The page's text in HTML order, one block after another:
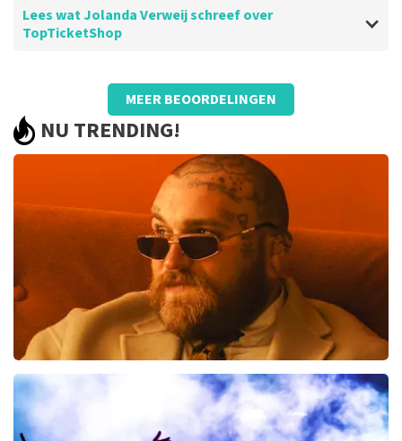
Lees wat Jolanda Verweij schreef over
TopTicketShop
Beoordeling van Jolanda Verweij overTopTicketShop
Goed
MEER BEOORDELINGEN
NU TRENDING!
Teddy Swims